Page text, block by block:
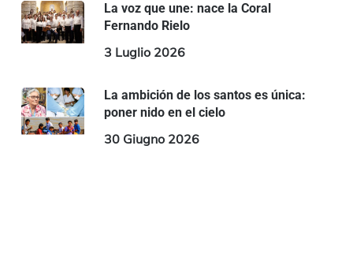
La voz que une: nace la Coral
Fernando Rielo
3 Luglio 2026
La ambición de los santos es única:
poner nido en el cielo
30 Giugno 2026